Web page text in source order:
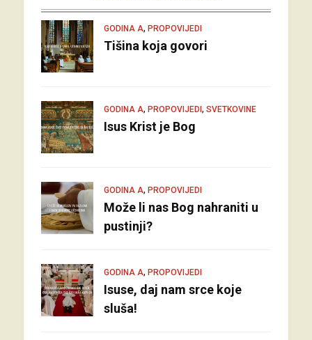
GODINA A, PROPOVIJEDI
Tišina koja govori
GODINA A, PROPOVIJEDI, SVETKOVINE
Isus Krist je Bog
GODINA A, PROPOVIJEDI
Može li nas Bog nahraniti u
pustinji?
GODINA A, PROPOVIJEDI
Isuse, daj nam srce koje
sluša!